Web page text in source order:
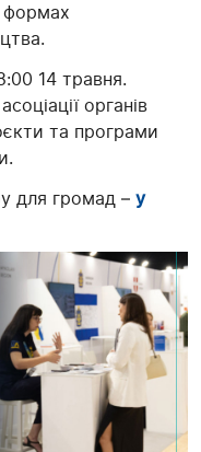
формах
14 травня.
органів
та програми
для громад – у